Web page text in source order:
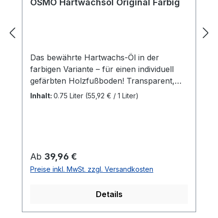
OSMO Hartwachsöl Original Farbig
Das bewährte Hartwachs-Öl in der
farbigen Variante – für einen individuell
gefärbten Holzfußboden! Transparent,
seidenmatt, für innenBesonders
geeignetHartwachs-Öl Farbig erzeugt eine
transparente Färbung der
Holzoberfläche.Anzahl der Anstriche: Bei
Fußböden maximal 1 x mit Hartwachs-Öl
Farbig behandeln. Der 2. Anstrich ist mit
Inhalt: 0.75 Liter (55,92 € / 1 Liter)
Regulärer Preis:
Ab 39,96 €
Preise inkl. MwSt. zzgl. Versandkosten
Details